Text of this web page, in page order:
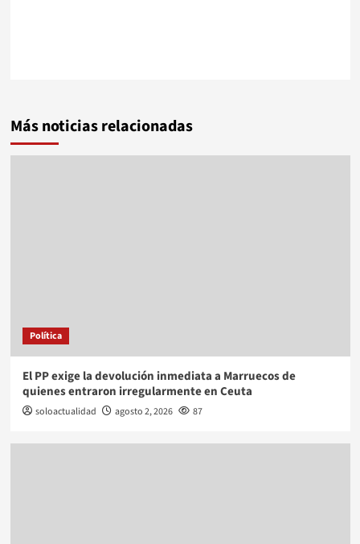
Más noticias relacionadas
Política
El PP exige la devolución inmediata a Marruecos de
quienes entraron irregularmente en Ceuta
soloactualidad agosto 2, 2026 87